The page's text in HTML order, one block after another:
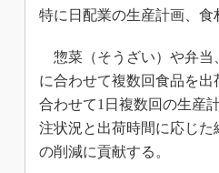
特に日配業の生産計画、食
惣菜（そうざい）や弁当
に合わせて複数回食品を出
合わせて1日複数回の生産
注状況と出荷時間に応じ
の削減に貢献する。